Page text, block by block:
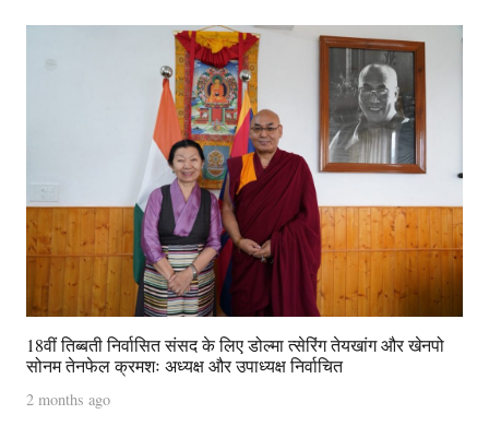
18वीं तिब्बती निर्वासित संसद के लिए डोल्मा त्सेरिंग तेयखांग और खेनपो
सोनम तेनफेल क्रमशः अध्यक्ष और उपाध्यक्ष निर्वाचित
2 months ago